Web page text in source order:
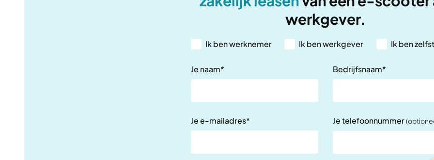
werkgever.
Ik ben werknemer Ik ben werkgever Ik ben
Je naam* Bedrijfsnaam*
Je e-mailadres* Je telefoonnummer